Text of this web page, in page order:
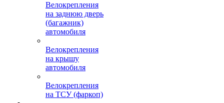
Велокрепления
на заднюю дверь
(багажник)
автомобиля
Велокрепления
на крышу
автомобиля
Велокрепления
на ТСУ (фаркоп)